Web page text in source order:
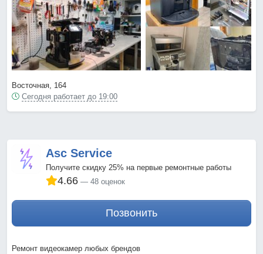
Восточная, 164
Сегодня работает до 19:00
Asc Service
Получите скидку 25% на первые ремонтные работы
4.66 48 оценок
Позвонить
Ремонт видеокамер любых брендов